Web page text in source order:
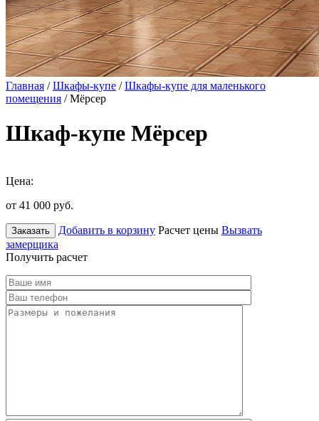
Главная /Шкафы-купе /Шкафы-купе для маленького
помещения / Мёрсер
Шкаф-купе Мёрсер
Цена:
от 41 000 руб.
Заказать Добавить в корзину Расчет цены Вызвать
замерщика
Получить расчет